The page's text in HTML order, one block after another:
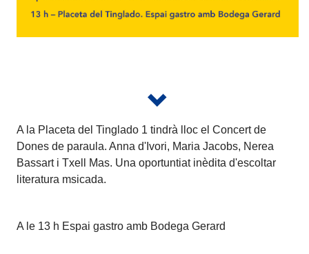
A la Placeta del Tinglado 1 tindrà lloc el Concert de
Dones de paraula. Anna d'Ivori, Maria Jacobs, Nerea
Bassart i Txell Mas. Una oportuntiat inèdita d'escoltar
literatura msicada.
A le 13 h Espai gastro amb Bodega Gerard